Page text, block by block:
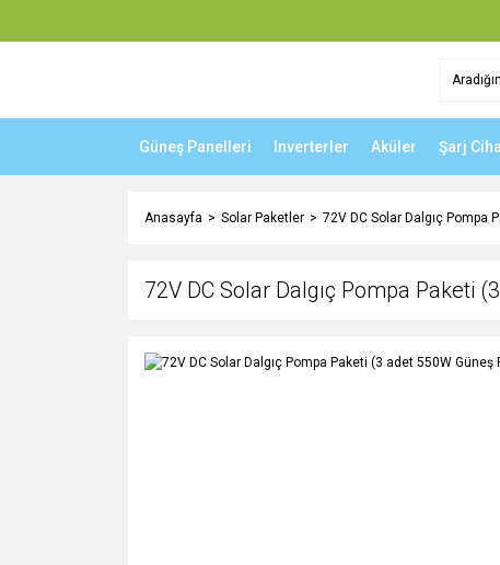
Güneş Panelleri Inverterler Aküler Şarj
Anasayfa Solar Paketler 72V DC Solar Dalgıç Pompa
72V DC Solar Dalgıç Pompa Paketi